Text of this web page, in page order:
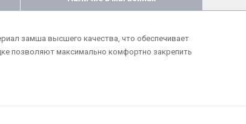
замша высшего качества, что обеспечивает
позволяют максимально комфортно закрепить